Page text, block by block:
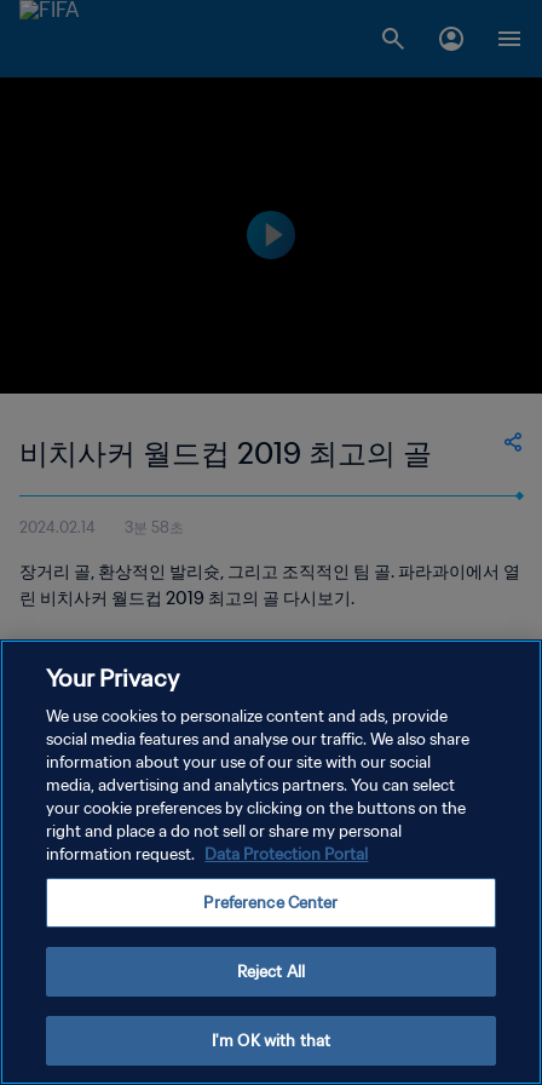
비치사커 월드컵 2019 최고의 골
2024.02.14 3분 58초
장거리 골, 환상적인 발리슛, 그리고 조직적인 팀 골. 파라과이에서 열
린 비치사커 월드컵 2019 최고의 골 다시보기.
개인정보 보호정책
서비스 약관
쿠키 기본 설정 관리
Your Privacy
We use cookies to personalize content and ads, provide
social media features and analyse our traffic. We also share
information about your use of our site with our social
media, advertising and analytics partners. You can select
your cookie preferences by clicking on the buttons on the
right and place a do not sell or share my personal
information request. Data Protection Portal
Preference Center
Reject All
I'm OK with that